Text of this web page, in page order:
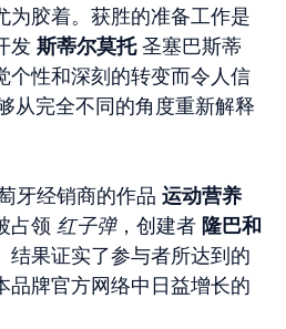
为胶着。获胜的准备工作是
发 斯蒂尔莫托圣塞巴斯蒂
个性和深刻的转变而令人信
从完全不同的角度重新解释
牙经销商的作品 运动营养
占领 红子弹，创建者 隆巴和
结果证实了参与者所达到的
品牌官方网络中日益增长的